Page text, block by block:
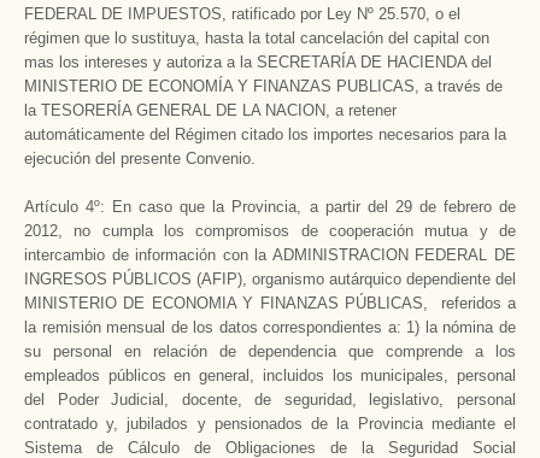
FEDERAL DE IMPUESTOS, ratificado por Ley Nº 25.570, o el
régimen que lo sustituya, hasta la total cancelación del capital con
mas los intereses y autoriza a la SECRETARÍA DE HACIENDA del
MINISTERIO DE ECONOMÍA Y FINANZAS PUBLICAS, a través de
la TESORERÍA GENERAL DE LA NACION, a retener
automáticamente del Régimen citado los importes necesarios para la
ejecución del presente Convenio.
Artículo 4º: En caso que la Provincia, a partir del 29 de febrero de
2012, no cumpla los compromisos de cooperación mutua y de
intercambio de información con la ADMINISTRACION FEDERAL DE
INGRESOS PÚBLICOS (AFIP), organismo autárquico dependiente del
MINISTERIO DE ECONOMIA Y FINANZAS PÚBLICAS, referidos a
la remisión mensual de los datos correspondientes a: 1) la nómina de
su personal en relación de dependencia que comprende a los
empleados públicos en general, incluidos los municipales, personal
del Poder Judicial, docente, de seguridad, legislativo, personal
contratado y, jubilados y pensionados de la Provincia mediante el
Sistema de Cálculo de Obligaciones de la Seguridad Social